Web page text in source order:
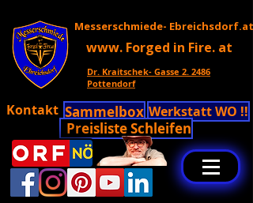
Messerschmiede- Ebreichsdorf.at
www. Forged in Fire. at
Dr. Kraitschek- Gasse 2. 2486
Pottendorf
Kontakt Sammelbox Werkstatt WO !!
Preisliste Schleifen